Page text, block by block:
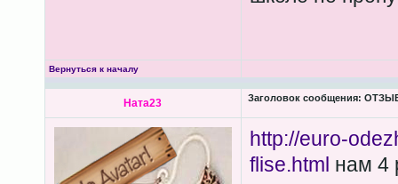
Вернуться к началу
Ната23 Заголовок сообщения:
http://euro-
flise.html нам 4